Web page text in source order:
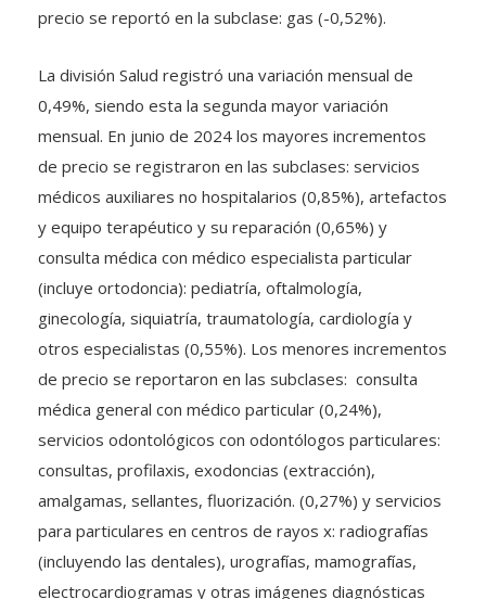
precio se reportó en la subclase: gas (-0,52%).
La división Salud registró una variación mensual de
0,49%, siendo esta la segunda mayor variación
mensual. En junio de 2024 los mayores incrementos
de precio se registraron en las subclases: servicios
médicos auxiliares no hospitalarios (0,85%), artefactos
y equipo terapéutico y su reparación (0,65%) y
consulta médica con médico especialista particular
(incluye ortodoncia): pediatría, oftalmología,
ginecología, siquiatría, traumatología, cardiología y
otros especialistas (0,55%). Los menores incrementos
de precio se reportaron en las subclases: consulta
médica general con médico particular (0,24%),
servicios odontológicos con odontólogos particulares:
consultas, profilaxis, exodoncias (extracción),
amalgamas, sellantes, fluorización. (0,27%) y servicios
para particulares en centros de rayos x: radiografías
(incluyendo las dentales), urografías, mamografías,
electrocardiogramas y otras imágenes diagnósticas